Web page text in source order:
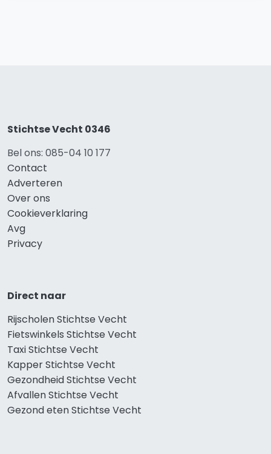
Stichtse Vecht 0346
Bel ons: 085-04 10 177
Contact
Adverteren
Over ons
Cookieverklaring
Avg
Privacy
Direct naar
Rijscholen Stichtse Vecht
Fietswinkels Stichtse Vecht
Taxi Stichtse Vecht
Kapper Stichtse Vecht
Gezondheid Stichtse Vecht
Afvallen Stichtse Vecht
Gezond eten Stichtse Vecht